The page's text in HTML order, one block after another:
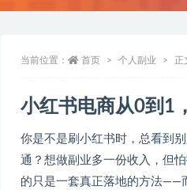
当前位置： 首页 个人副业 正
小红书电商从0到1
你是不是刷小红书时，总看到
通？想做副业多一份收入，但
的只是一套真正落地的方法——